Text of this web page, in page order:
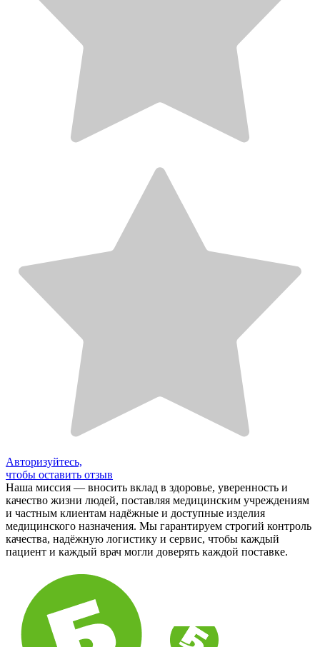
Авторизуйтесь,
чтобы оставить отзыв
Наша миссия — вносить вклад в здоровье, уверенность и
качество жизни людей, поставляя медицинским учреждениям
и частным клиентам надёжные и доступные изделия
медицинского назначения. Мы гарантируем строгий контроль
качества, надёжную логистику и сервис, чтобы каждый
пациент и каждый врач могли доверять каждой поставке.